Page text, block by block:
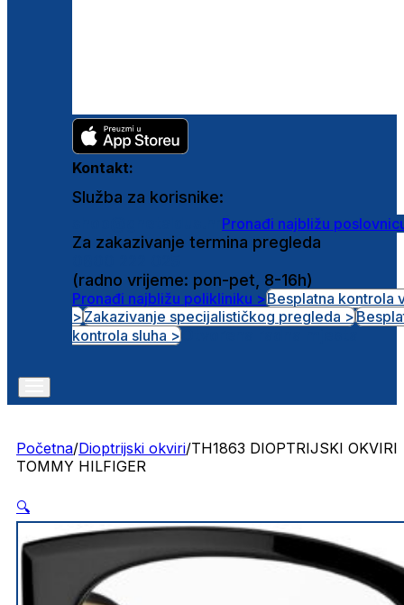
Kontakt:
Služba za korisnike:
Pronađi najbližu
Za zakazivanje termina pregleda
(radno vrijeme: pon-pet, 8-16h)
Pronađi najbližu polikliniku >Besplatna kontrola
>Zakazivanje specijalističkog pregleda >
kontrola sluha >
Početna/Dioptrijski okviri/TH1863 DIOPTRIJSKI OKVIRI
TOMMY HILFIGER
🔍